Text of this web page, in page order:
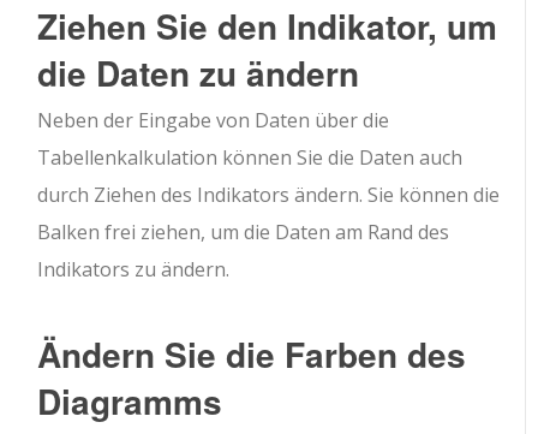
Ziehen Sie den Indikator, um
die Daten zu ändern
Neben der Eingabe von Daten über die
Tabellenkalkulation können Sie die Daten auch
durch Ziehen des Indikators ändern. Sie können die
Balken frei ziehen, um die Daten am Rand des
Indikators zu ändern.
Ändern Sie die Farben des
Diagramms